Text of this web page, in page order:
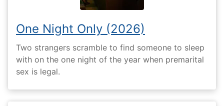
One Night Only (2026)
Two strangers scramble to find someone to sleep
with on the one night of the year when premarital
sex is legal.